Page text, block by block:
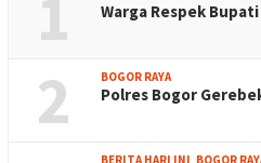
1 Warga Respek
2 BOGOR RAYA
Polres Bogor
BERITA HARI INI, BOGOR